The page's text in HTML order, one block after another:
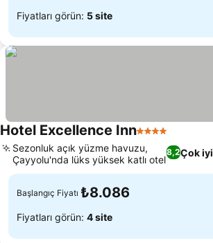
Fiyatları görün: 5 site
Hotel Excellence Inn4 Yıldız
8,2Çok iyi
Sezonluk açık yüzme havuzu,
Çayyolu'nda lüks yüksek katlı otel
Başlangıç Fiyatı ₺8.086
Fiyatları görün: 4 site